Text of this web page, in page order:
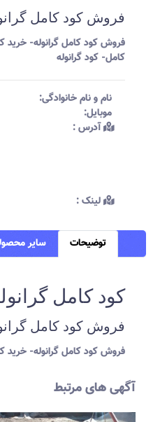
فروش کود کامل
فروش کود کامل گرانوله- خرید
کامل- کود گرانوله
نام و نام خانوادگی:‌
موبایل:‌
آدرس :‌
لینک :‌
توضیحات سایر
کود کامل
فروش کود کامل
فروش کود کامل گرانوله- خرید
آگهی های مرتبط